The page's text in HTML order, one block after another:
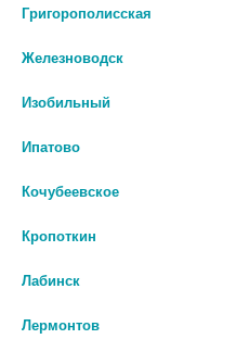
В КОРЗИНУ
Григорополисская
Железноводск
Изобильный
Ипатово
Кочубеевское
Кропоткин
Лабинск
Лермонтов